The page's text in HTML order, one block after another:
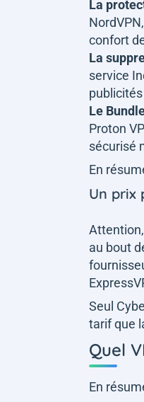
La
confort
La
service
Le
Proton
sécurisé
En
Un prix
au bout
Seul
tarif que
Quel
En